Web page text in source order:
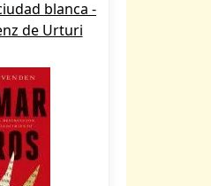
blanca -
de Urturi